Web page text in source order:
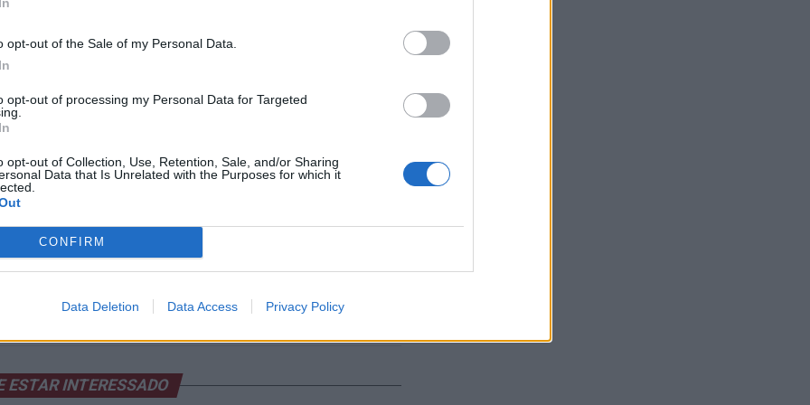
opt-out of the Sale of my Personal Data.
opt-out of processing my Personal Data for Targeted
opt-out of Collection, Use, Retention, Sale, and/or Sharing
Data that Is Unrelated with the Purposes for which it
CONFIRM
Data Deletion Data Access Privacy Policy
se por incluir patrimónios únicos no mundo: a
conservada do mundo, e a Reserva da Biosfera
o seu traçado é um dos escassos cinco que ligam
Compostela.
DA GEIRA
foco na Agrária de Coimbra
ESTAR INTERESSADO